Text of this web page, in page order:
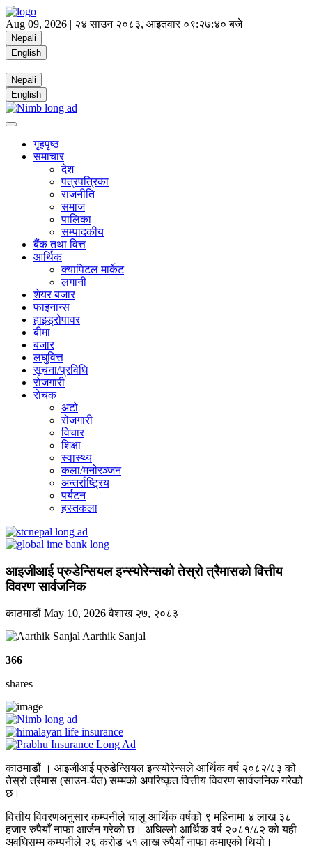
Aug 09, 2026 | २४ साउन २०८३, आइतवार ०९:२७:४१ बजे
Nepali
English
Nepali
English
गृहपृष्ठ
समाचार
देश
पत्रपत्रिका
राजनीति
समाज
पालिका
सम्पादकीय
बैंक तथा वित्त
आर्थिक
क्यापिटल मार्केट
लगानी
शेयर बजार
फाइनान्स
हाइड्रोपावर
बीमा
बजार
लघुवित्त
सूचना/प्रविधि
रोजगारी
राेचक
अटो
रोजगारी
विचार
शिक्षा
स्वास्थ्य
कला/मनोरञ्जन
अन्तर्राष्ट्रिय
पर्यटन
हस्तकला
आइजीआई प्रुडेन्सियल इन्स्योरेन्सको तेस्रो त्रैमासको वित्तीय
विवरण सार्वजनिक
काठमाडाैं May 10, 2026वैशाख २७, २०८३
Aarthik Sanjal
366
shares
काठमाडौं । आइजीआई प्रुडेन्सियल इन्स्योरेन्सले आर्थिक वर्ष २०८२/८३ को
तेस्रो त्रैमास (साउन-चैत) सम्मको अपरिष्कृत वित्तीय विवरण सार्वजनिक गरेको
छ।
वित्तीय विवरणअनुसार कम्पनीले चालु आर्थिक वर्षको ९ महिनामा ४ लाख ३८
हजार रुपैयाँ नाफा आर्जन गरेको छ। अघिल्लो आर्थिक वर्ष २०८१/८२ को यही
अवधिसम्म कम्पनीले २६ करोड ५१ लाख रुपैयाँ नाफा कमाएको थियो।